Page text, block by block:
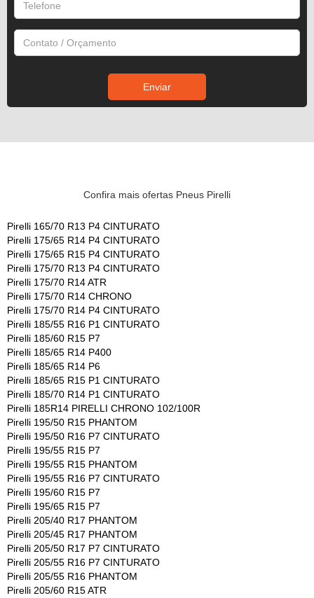
Confira mais ofertas Pneus Pirelli
Pirelli 165/70 R13 P4 CINTURATO
Pirelli 175/65 R14 P4 CINTURATO
Pirelli 175/65 R15 P4 CINTURATO
Pirelli 175/70 R13 P4 CINTURATO
Pirelli 175/70 R14 ATR
Pirelli 175/70 R14 CHRONO
Pirelli 175/70 R14 P4 CINTURATO
Pirelli 185/55 R16 P1 CINTURATO
Pirelli 185/60 R15 P7
Pirelli 185/65 R14 P400
Pirelli 185/65 R14 P6
Pirelli 185/65 R15 P1 CINTURATO
Pirelli 185/70 R14 P1 CINTURATO
Pirelli 185R14 PIRELLI CHRONO 102/100R
Pirelli 195/50 R15 PHANTOM
Pirelli 195/50 R16 P7 CINTURATO
Pirelli 195/55 R15 P7
Pirelli 195/55 R15 PHANTOM
Pirelli 195/55 R16 P7 CINTURATO
Pirelli 195/60 R15 P7
Pirelli 195/65 R15 P7
Pirelli 205/40 R17 PHANTOM
Pirelli 205/45 R17 PHANTOM
Pirelli 205/50 R17 P7 CINTURATO
Pirelli 205/55 R16 P7 CINTURATO
Pirelli 205/55 R16 PHANTOM
Pirelli 205/60 R15 ATR